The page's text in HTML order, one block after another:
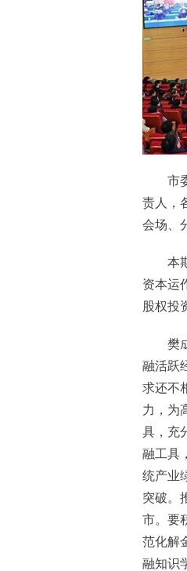
市委
责人，
会场、
本期
资本运
股权投
樊成
融活跃
求还不
力，为
具，充
融工具
统产业
突破。
市。要
范化解
融知识